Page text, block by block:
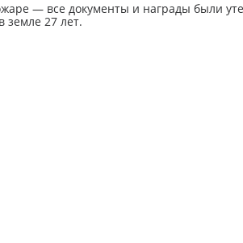
— все документы и награды были
земле 27 лет.